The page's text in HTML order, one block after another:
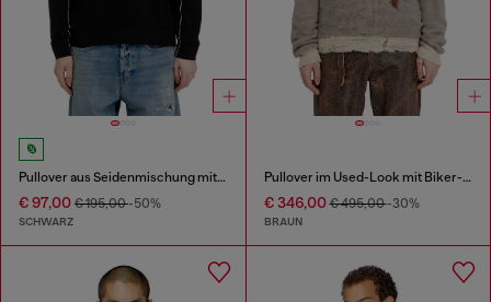
Pullover aus Seidenmischung mit Paspelierung
€ 97,00 € 195,00-50%
SCHWARZ
Pullover im Used-Look mit Biker-Halsband
€ 346,00€ 495,00-30%
BRAUN